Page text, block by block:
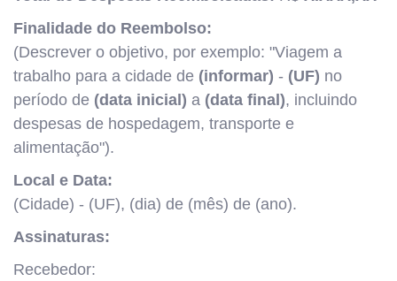
Finalidade do Reembolso:
(Descrever o objetivo, por exemplo: "Viagem a
trabalho para a cidade de (informar) - (UF) no
período de (data inicial) a (data final), incluindo
despesas de hospedagem, transporte e
alimentação").
Local e Data:
(Cidade) - (UF), (dia) de (mês) de (ano).
Assinaturas:
Recebedor: